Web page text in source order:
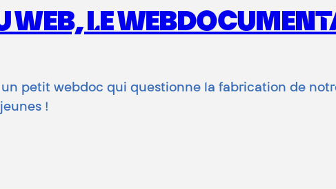
WEB, LE
un petit webdoc qui questionne la fabrication de
!